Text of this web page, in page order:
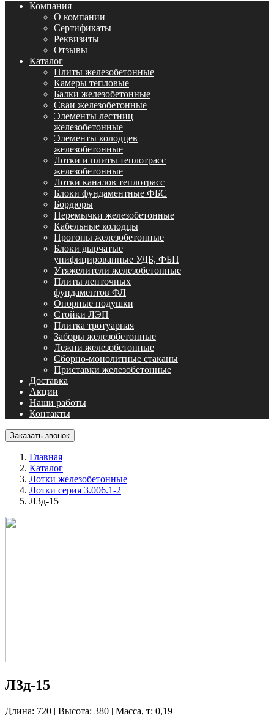
Компания
О компании
Сертификаты
Реквизиты
Отзывы
Каталог
Плиты железобетонные
Камеры тепловые
Балки железобетонные
Сваи железобетонные
Элементы лестниц
железобетонные
Элементы колодцев
железобетонные
Лотки и плиты теплотрасс
железобетонные
Лотки каналов теплотрасс
Блоки фундаментные ФБС
Бордюры
Перемычки железобетонные
Кабельные колодцы
Прогоны железобетонные
Блоки дырчатые
унифицированные УДБ, ФБП
Утяжелители железобетонные
Плиты ленточных
фундаментов ФЛ
Опорные подушки
Стойки ЛЭП
Плитка тротуарная
Заборы железобетонные
Лежни железобетонные
Сборно-монолитные стаканы
Приставки железобетонные
Доставка
Акции
Наши работы
Контакты
Заказать звонок
Главная
Каталог
Лотки железобетонные
Лотки серия 3.006.1-2
Л3д-15
Л3д-15
Длина: 720 | Высота: 380 | Масса, т: 0,19